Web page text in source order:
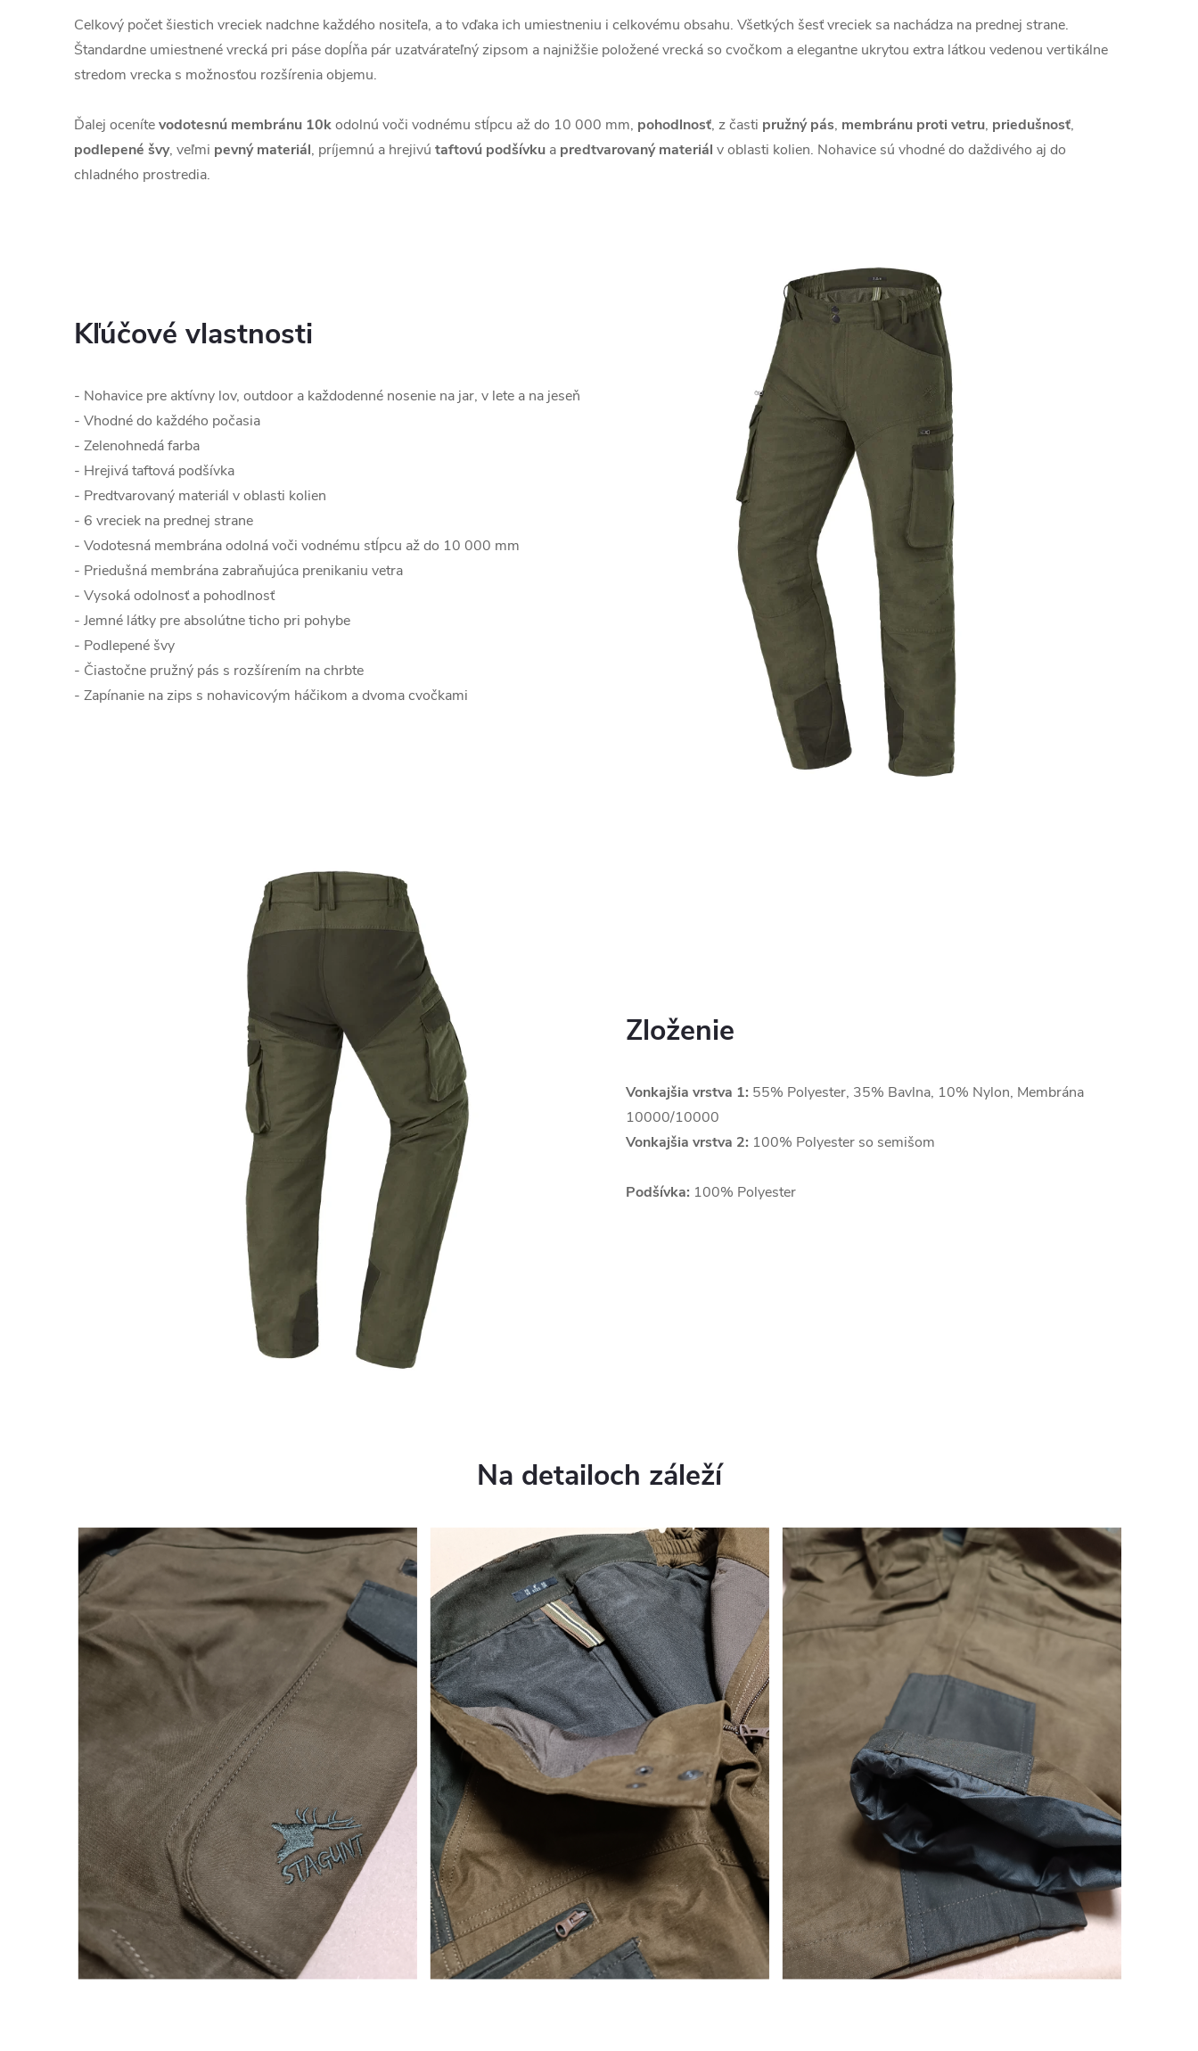
Celkový počet šiestich vreciek nadchne každého nositeľa, a to vďaka ich umiestneniu i celkovému obsahu. Všetkých šesť vreciek sa nachádza na prednej strane.
Štandardne umiestnené vrecká pri páse dopĺňa pár uzatvárateľný zipsom a najnižšie položené vrecká so cvočkom a elegantne ukrytou extra látkou vedenou vertikálne
stredom vrecka s možnosťou rozšírenia objemu.
Ďalej ocenítevodotesnú membránu 10kodolnú voči vodnému stĺpcu až do 10 000 mm, pohodlnosť, z časti pružný pás, membránu proti vetru, priedušnosť,
podlepené švy, veľmi pevný materiál, príjemnú a hrejivú taftovú podšívku a predtvarovaný materiál v oblasti kolien. Nohavice sú vhodné do daždivého aj do
chladného prostredia.
Kľúčové vlastnosti
- Nohavice pre aktívny lov, outdoor a každodenné nosenie na jar, v lete a na jeseň
- Vhodné do každého počasia
- Zelenohnedá farba
- Hrejivá taftová podšívka
- Predtvarovaný materiál v oblasti kolien
- 6 vreciek na prednej strane
- Vodotesná membrána odolná voči vodnému stĺpcu až do 10 000 mm
- Priedušná membrána zabraňujúca prenikaniu vetra
- Vysoká odolnosť a pohodlnosť
- Jemné látky pre absolútne ticho pri pohybe
- Podlepené švy
- Čiastočne pružný pás s rozšírením na chrbte
- Zapínanie na zips s nohavicovým háčikom a dvoma cvočkami
Zloženie
Vonkajšia vrstva 1: 55% Polyester, 35% Bavlna, 10% Nylon, Membrána
10000/10000
Vonkajšia vrstva 2: 100% Polyester so semišom
Podšívka: 100% Polyester
Na detailoch záleží